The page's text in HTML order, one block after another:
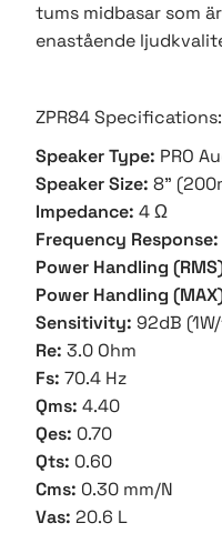
tums midbasar som
enastående
ZPR84 Specifications:
Speaker Type: PRO
Speaker Size: 8”
Impedance: 4 Ω
Frequency Response:
Power Handling
Power Handling
Sensitivity: 92dB
Re: 3.0 Ohm
Fs: 70.4 Hz
Qms: 4.40
Qes: 0.70
Qts: 0.60
Cms: 0.30 mm/N
Vas: 20.6 L